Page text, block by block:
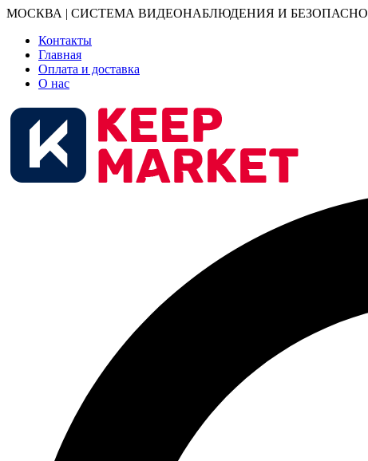
МОСКВА | СИСТЕМА ВИДЕОНАБЛЮДЕНИЯ И
Контакты
Главная
Оплата и доставка
О нас